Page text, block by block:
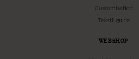
Customisation
Tekstil guide
WEBSHOP